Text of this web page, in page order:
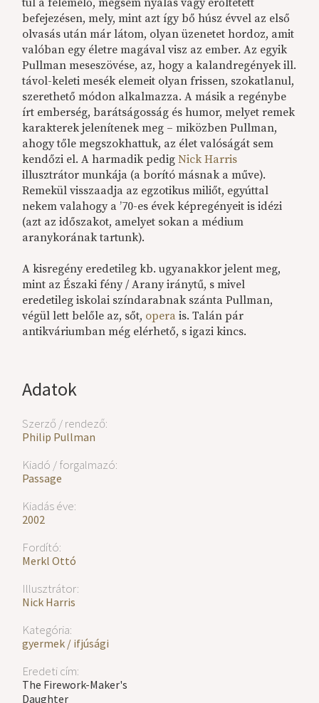
Adatok
Szerző / rendező:
Philip Pullman
Kiadó / forgalmazó:
Passage
Kiadás éve:
2002
Fordító:
Merkl Ottó
Illusztrátor:
Nick Harris
Kategória:
gyermek / ifjúsági
Eredeti cím:
The Firework-Maker's
Daughter
befejezésen, mely, mint azt így bő húsz évvel az első
olvasás után már látom, olyan üzenetet hordoz, amit
valóban egy életre magával visz az ember. Az egyik
Pullman meseszövése, az, hogy a kalandregények ill.
távol-keleti mesék elemeit olyan frissen, szokatlanul,
szerethető módon alkalmazza. A másik a regénybe
írt emberség, barátságosság és humor, melyet remek
karakterek jelenítenek meg – miközben Pullman,
ahogy tőle megszokhattuk, az élet valóságát sem
kendőzi el. A harmadik pedigNick Harris
illusztrátor munkája (a borító másnak a műve).
Remekül visszaadja az egzotikus miliőt, egyúttal
nekem valahogy a ’70-es évek képregényeit is idézi
(azt az időszakot, amelyet sokan a médium
aranykorának tartunk).
A kisregény eredetileg kb. ugyanakkor jelent meg,
mint az Északi fény / Arany iránytű, s mivel
eredetileg iskolai színdarabnak szánta Pullman,
végül lett belőle az, sőt, opera is. Talán pár
antikváriumban még elérhető, s igazi kincs.